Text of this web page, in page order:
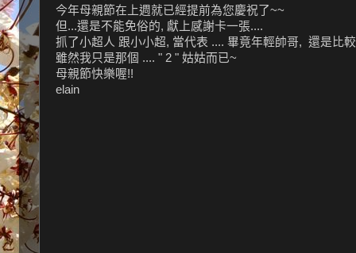
今年母親節在上週就已經提前為您慶祝了~~
但...還是不能免俗的, 獻上感謝卡一張....
抓了小超人 跟小小超, 當代表 .... 畢竟年輕帥哥, 還是比
雖然我只是那個 .... " 2 " 姑姑而已~
母親節快樂喔!!
elain